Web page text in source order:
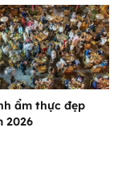
ẩm thực đẹp
2026